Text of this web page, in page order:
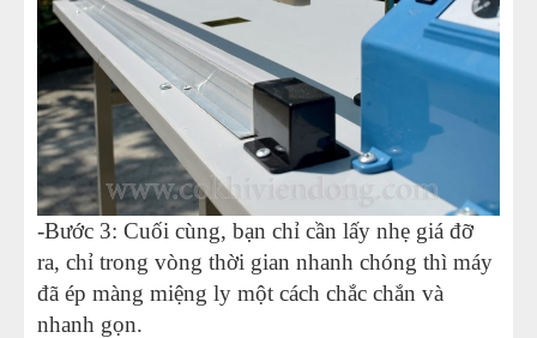
-Bước 3: Cuối cùng, bạn chỉ cần lấy nhẹ giá đỡ
ra, chỉ trong vòng thời gian nhanh chóng thì máy
đã ép màng miệng ly một cách chắc chắn và
nhanh gọn.